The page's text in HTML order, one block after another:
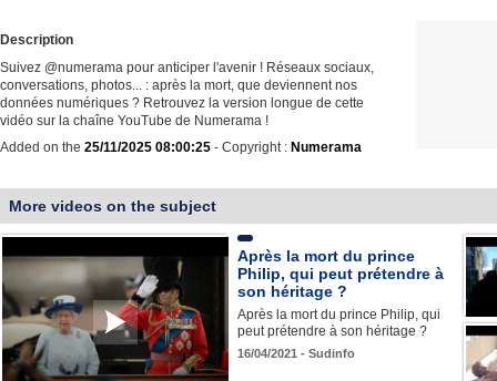
Description
Suivez @numerama pour anticiper l'avenir ! Réseaux sociaux,
conversations, photos... : après la mort, que deviennent nos
données numériques ? Retrouvez la version longue de cette
vidéo sur la chaîne YouTube de Numerama !
Added on the 25/11/2025 08:00:25 - Copyright : Numerama
More videos on the subject
Après la mort du prince
Philip, qui peut prétendre à
son héritage ?
Après la mort du prince Philip, qui
peut prétendre à son héritage ?
16/04/2021 - Sudinfo